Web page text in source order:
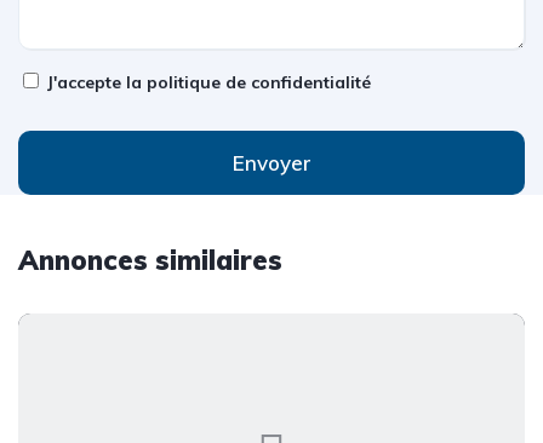
J'accepte la politique de confidentialité
Envoyer
Annonces similaires